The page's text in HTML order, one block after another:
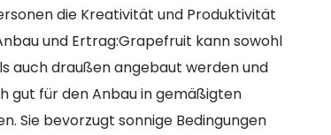
die Kreativität und Produktivität
und Ertrag:Grapefruit kann sowohl
auch draußen angebaut werden und
gut für den Anbau in gemäßigten
Sie bevorzugt sonnige Bedingungen